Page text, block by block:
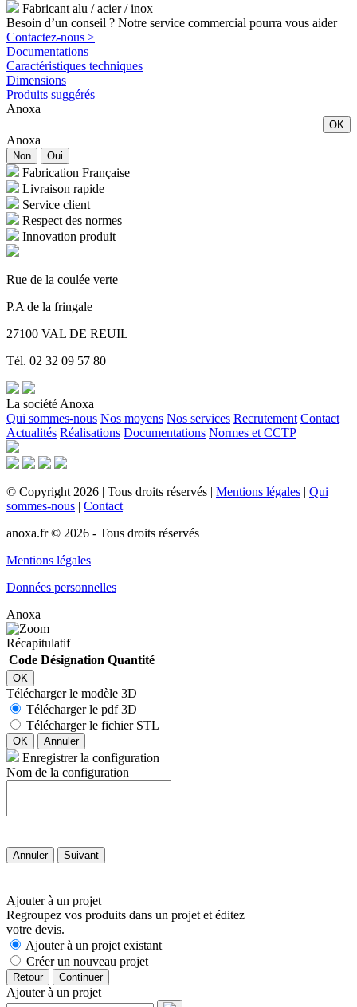
Fabricant alu / acier / inox
Besoin d’un conseil ? Notre service commercial pourra vous aider
Contactez-nous >
Documentations
Caractéristiques techniques
Dimensions
Produits suggérés
Anoxa
OK
Anoxa
Non Oui
Fabrication Française
Livraison rapide
Service client
Respect des normes
Innovation produit
Rue de la coulée verte
P.A de la fringale
27100 VAL DE REUIL
Tél. 02 32 09 57 80
La société Anoxa
Qui sommes-nous Nos moyens Nos services Recrutement Contact
Actualités Réalisations Documentations Normes et CCTP
© Copyright 2026 | Tous droits réservés | Mentions légales | Qui
sommes-nous | Contact |
anoxa.fr © 2026 - Tous droits réservés
Mentions légales
Données personnelles
Anoxa
Récapitulatif
Code Désignation Quantité
OK
Télécharger le modèle 3D
Télécharger le pdf 3D
Télécharger le fichier STL
OK Annuler
Enregistrer la configuration
Nom de la configuration
Annuler Suivant
Ajouter à un projet
Regroupez vos produits dans un projet et éditez
votre devis.
Ajouter à un projet existant
Créer un nouveau projet
Retour Continuer
Ajouter à un projet